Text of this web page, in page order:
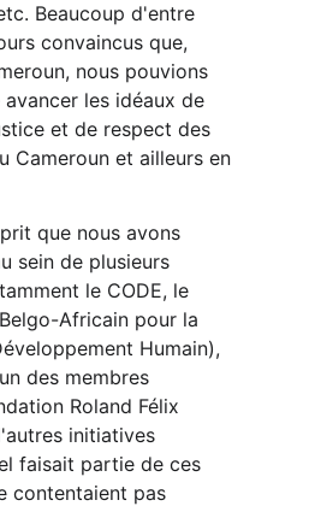
Beaucoup d'entre
convaincus que,
nous pouvions
les idéaux de
et de respect des
Cameroun et ailleurs en
que nous avons
sein de plusieurs
le CODE, le
Africain pour la
Humain),
des membres
Roland Félix
initiatives
faisait partie de ces
contentaient pas